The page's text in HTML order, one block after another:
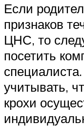
Если
признаков
ЦНС, то
посетить
учитывать,
крохи